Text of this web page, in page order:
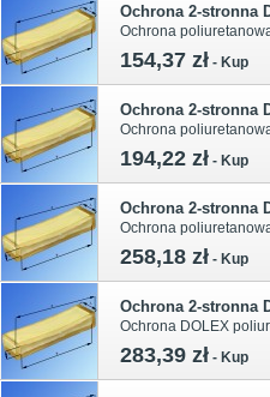
154,37 zł - Kup
194,22 zł - Kup
258,18 zł - Kup
283,39 zł - Kup